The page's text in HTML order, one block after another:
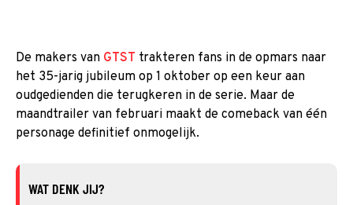
De makers van GTST trakteren fans in de opmars naar
het 35-jarig jubileum op 1 oktober op een keur aan
oudgedienden die terugkeren in de serie. Maar de
maandtrailer van februari maakt de comeback van één
personage definitief onmogelijk.
WAT DENK JIJ?